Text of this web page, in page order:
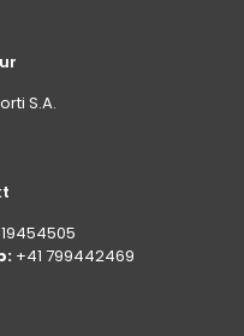
S.A.
+41 799442469